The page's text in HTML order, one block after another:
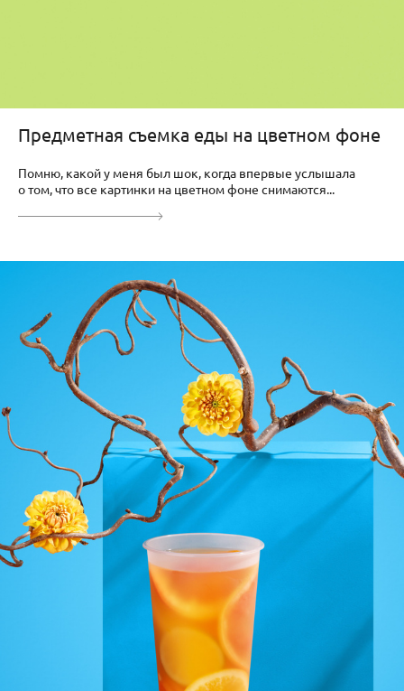
Предметная съемка еды на цветном фоне
Помню, какой у меня был шок, когда впервые услышала
о том, что все картинки на цветном фоне снимаются...